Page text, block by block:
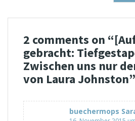
2 comments on “
gebracht:
Zwischen uns nur
von Laura Johnston”
buechermops